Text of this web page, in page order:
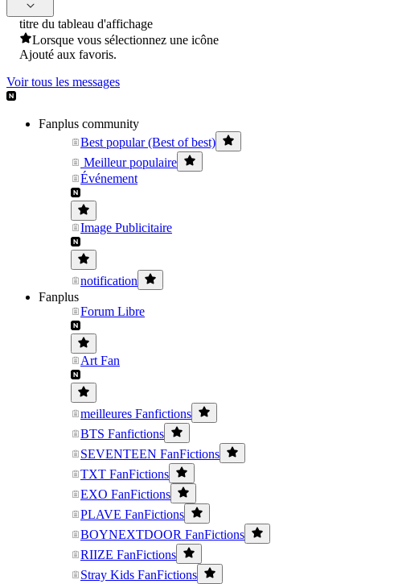
titre du tableau d'affichage
Lorsque vous sélectionnez une icône
Ajouté aux favoris.
Voir tous les messages
Fanplus community
Best popular (Best of best)
Meilleur populaire
Événement
Image Publicitaire
notification
Fanplus
Forum Libre
Art Fan
meilleures Fanfictions
BTS Fanfictions
SEVENTEEN FanFictions
TXT FanFictions
EXO FanFictions
PLAVE FanFictions
BOYNEXTDOOR FanFictions
RIIZE FanFictions
Stray Kids FanFictions